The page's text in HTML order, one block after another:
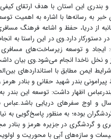
بندری این استان با هدف ارتقای
به رسانه‌ها با اشاره به اهمیت
از دریا، حفظ و اشاعه فرهنگ
دارد.وی در این راستا به
و توسعه زیرساخت‌های
نخل ناخدا انجام می‌شود.وی بیان
ایمن مطابق با استانداردهای
بندر شهید حقانی و بنادر
اظهار داشت: توسعه این بندر به
و اوج سفرهای دریایی باشد.عباس
بوده؛ به منظور پاسخ‌گویی به
گردشگری در جزیره هرمز و بنادر
و سازه‌های آبی با محوریت و